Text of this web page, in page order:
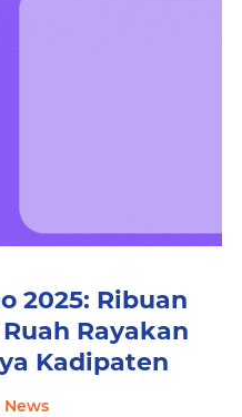
2025: Ribuan
Rayakan
Kadipaten